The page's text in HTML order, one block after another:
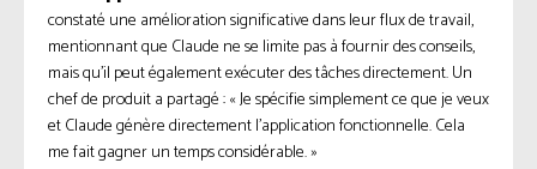
constaté une amélioration significative dans leur flux de travail,
mentionnant que Claude ne se limite pas à fournir des conseils,
mais qu’il peut également exécuter des tâches directement. Un
chef de produit a partagé : « Je spécifie simplement ce que je veux
et Claude génère directement l’application fonctionnelle. Cela
me fait gagner un temps considérable. »